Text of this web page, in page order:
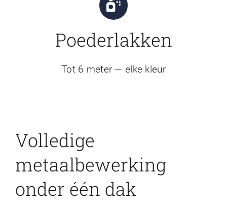
Poederlakken
Tot 6 meter — elke kleur
Volledige
metaalbewerking
onder één dak